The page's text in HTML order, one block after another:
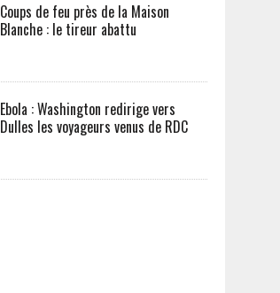
Coups de feu près de la Maison
Blanche : le tireur abattu
Ebola : Washington redirige vers
Dulles les voyageurs venus de RDC